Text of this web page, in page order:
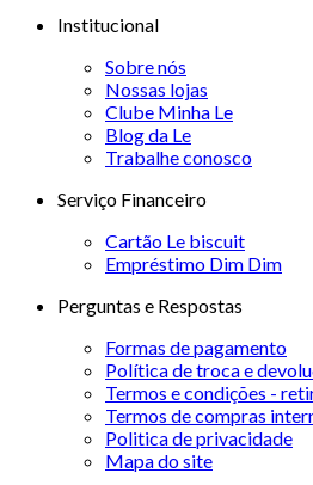
Institucional
Sobre nós
Nossas lojas
Clube Minha Le
Blog da Le
Trabalhe conosco
Serviço Financeiro
Cartão Le biscuit
Empréstimo Dim Dim
Perguntas e Respostas
Formas de pagamento
Política de troca e
Termos e condições -
Termos de compras
Politica de privacidade
Mapa do site